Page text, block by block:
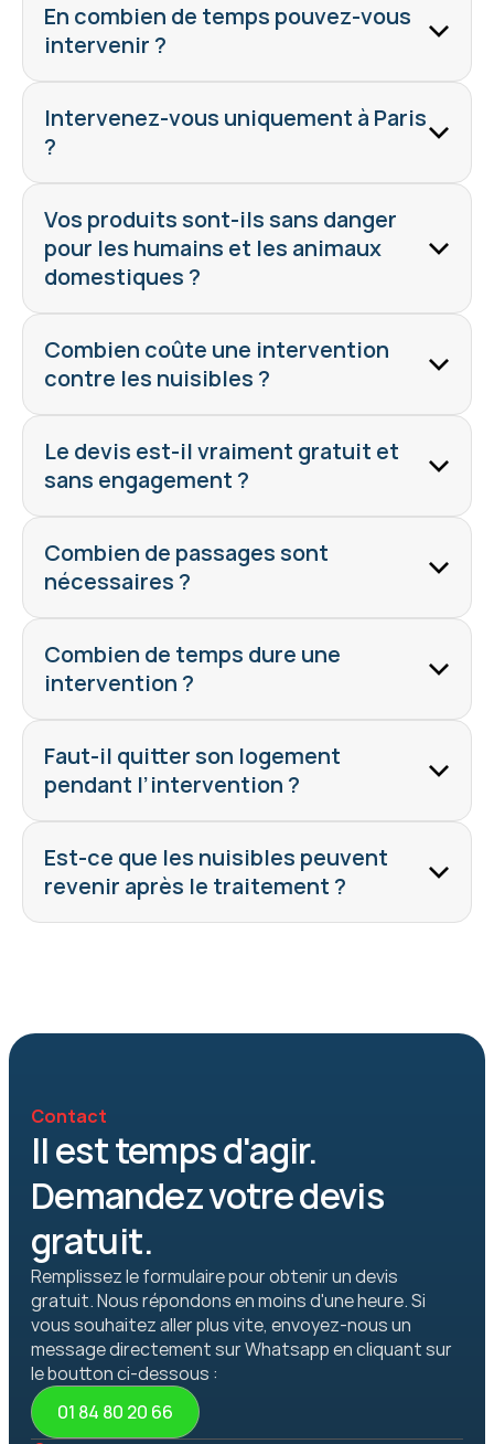
En combien de temps pouvez-vous
intervenir ?
Intervenez-vous uniquement à Paris
?
Vos produits sont-ils sans danger
pour les humains et les animaux
domestiques ?
Combien coûte une intervention
contre les nuisibles ?
Le devis est-il vraiment gratuit et
sans engagement ?
Combien de passages sont
nécessaires ?
Combien de temps dure une
intervention ?
Faut-il quitter son logement
pendant l’intervention ?
Est-ce que les nuisibles peuvent
revenir après le traitement ?
Contact
Il est temps d'agir.
Demandez votre devis
gratuit.
Remplissez le formulaire pour obtenir un devis
gratuit. Nous répondons en moins d'une heure. Si
vous souhaitez aller plus vite, envoyez-nous un
message directement sur Whatsapp en cliquant sur
le boutton ci-dessous :
01 84 80 20 66